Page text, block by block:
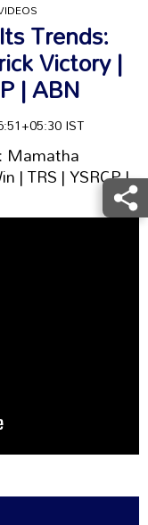
Trends:
Victory |
| ABN
IST
Mamatha
| TRS | YSRCP |